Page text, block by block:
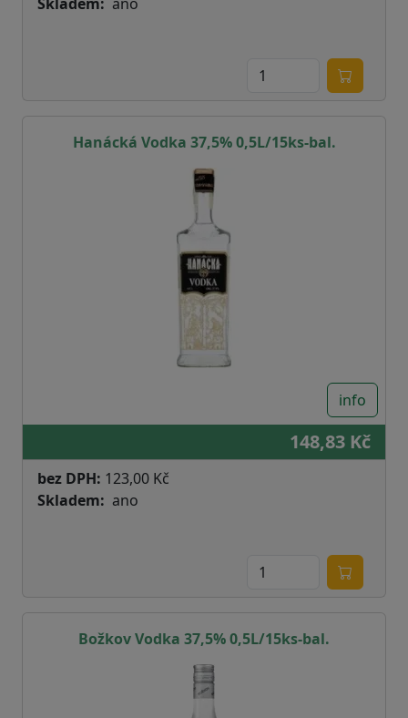
Hanácká Vodka 37,5% 0,5L/15ks-bal.
info
148,83 Kč
bez DPH: 123,00 Kč
Skladem
ano
Božkov Vodka 37,5% 0,5L/15ks-bal.